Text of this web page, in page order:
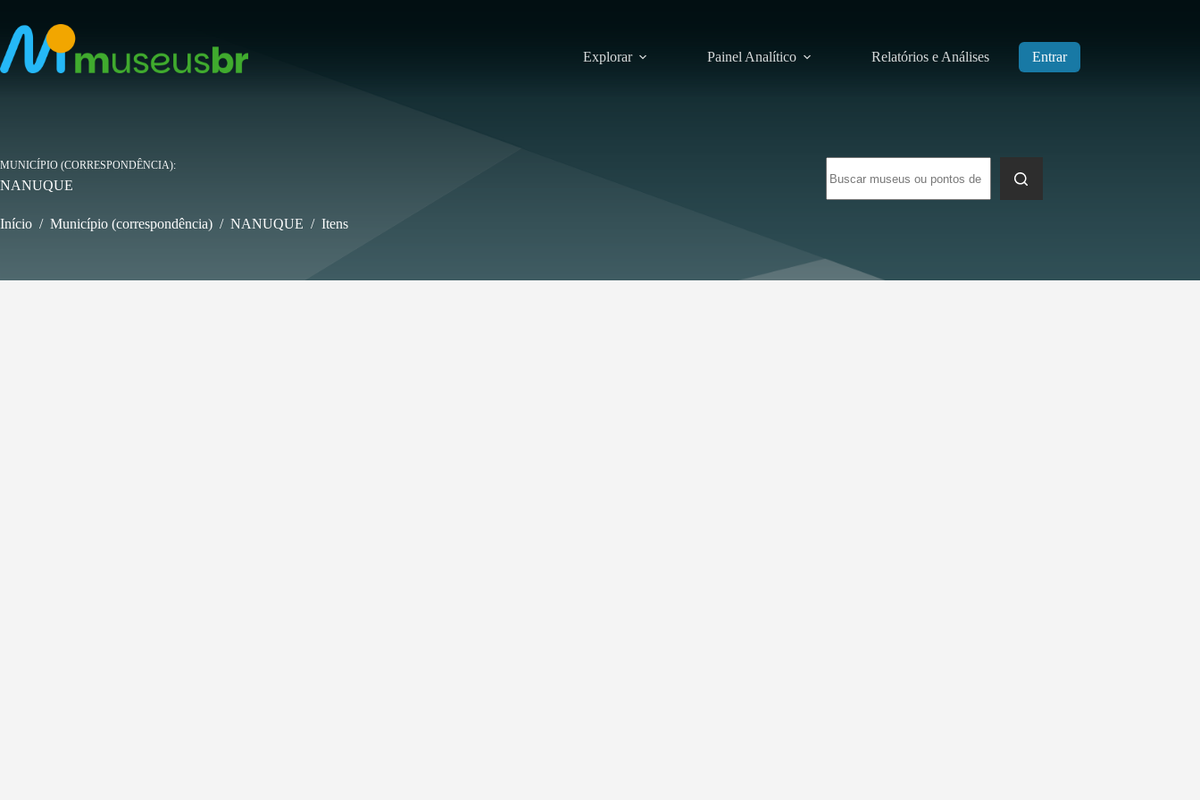
para
conteúdo
Explorar Painel Analítico Relatórios e Análises Entrar
resultados
MUNICÍPIO (CORRESPONDÊNCIA)
NANUQUE
Início / Município (correspondência) / NANUQUE / Itens